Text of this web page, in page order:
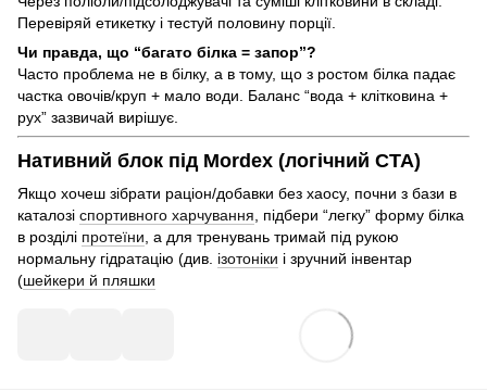
Перевіряй етикетку і тестуй половину порції.
Чи правда, що “багато білка = запор”?
Часто проблема не в білку, а в тому, що з ростом білка падає
частка овочів/круп + мало води. Баланс “вода + клітковина +
рух” зазвичай вирішує.
Нативний блок під Mordex (логічний CTA)
Якщо хочеш зібрати раціон/добавки без хаосу, почни з бази в
каталозі спортивного харчування , підбери “легку” форму білка
в розділі протеїни , а для тренувань тримай під рукою
нормальну гідратацію (див. ізотоніки і зручний інвентар
(шейкери й пляшки